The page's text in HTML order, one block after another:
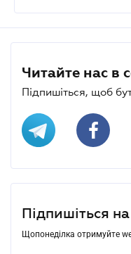
Читайте нас в
Підпишіться, щоб
Підпишіться
Щопонеділка отримуйте